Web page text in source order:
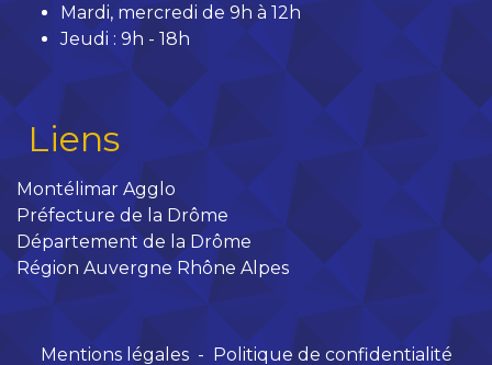
Mardi, mercredi de 9h à 12h
Jeudi : 9h - 18h
Liens
Montélimar Agglo
Préfecture de la Drôme
Département de la Drôme
Région Auvergne Rhône Alpes
Mentions légales - Politique de confidentialité